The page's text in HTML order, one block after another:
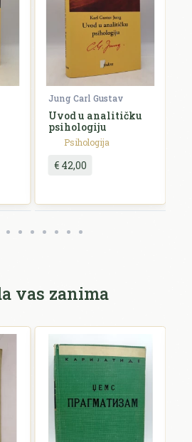
Jung Carl Gustav
Uvod u analitičku
psihologiju
Psihologija
€ 42,00
vas zanima